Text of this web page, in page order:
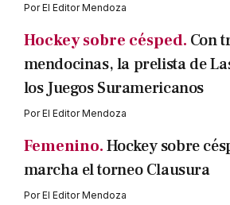
PorEl Editor Mendoza
Hockey sobre césped. Con
mendocinas, la prelista de
los Juegos Suramericanos
PorEl Editor Mendoza
Femenino.Hockey sobre
marcha el torneo Clausura
PorEl Editor Mendoza